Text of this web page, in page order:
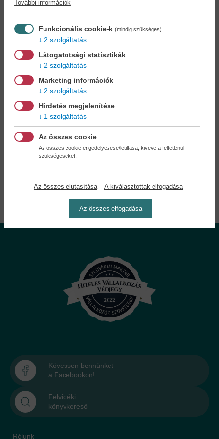
könyve beszerzését!Könyvkereső-szolgálat
Otthonában, kényelmesen
könyvet - tumultus nélkül!
Kedvezmények, nyereményjátékok,
Ön is!
A legelőnyösebb postaköltséggel
Önnek semmiféle kötelezettsége a Családi
Kövessen bennünket
a Facebookon!
Felvidéki
könyvkereső
Rólunk
További információk
Funkcionális cookie-k (mindig szükséges)
2 szolgáltatás
Látogatotsági statisztikák
2 szolgáltatás
Marketing információk
2 szolgáltatás
Hirdetés megjelenítése
1 szolgáltatás
Az összes cookie
Az összes cookie engedélyezése/letiltása, kivéve a feltétlenül
szükségeseket.
Az összes elutasítása A kiválasztottak elfogadása
Az összes elfogadása